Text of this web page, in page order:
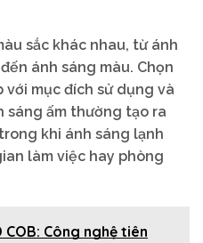
sắc khác nhau, từ ánh
ánh sáng màu. Chọn
với mục đích sử dụng và
sáng ấm thường tạo ra
khi ánh sáng lạnh
làm việc hay phòng
COB: Công nghệ tiên